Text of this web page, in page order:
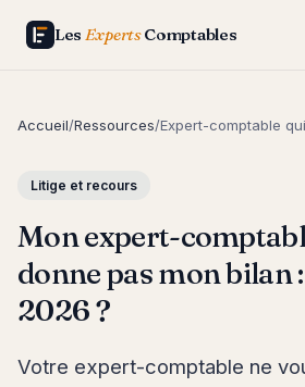
Les ExpertsComptables
Accueil/Ressources/Expert-comptable
Litige et recours
Mon expert-
donne pas mon bilan
2026 ?
Votre expert-comptable ne